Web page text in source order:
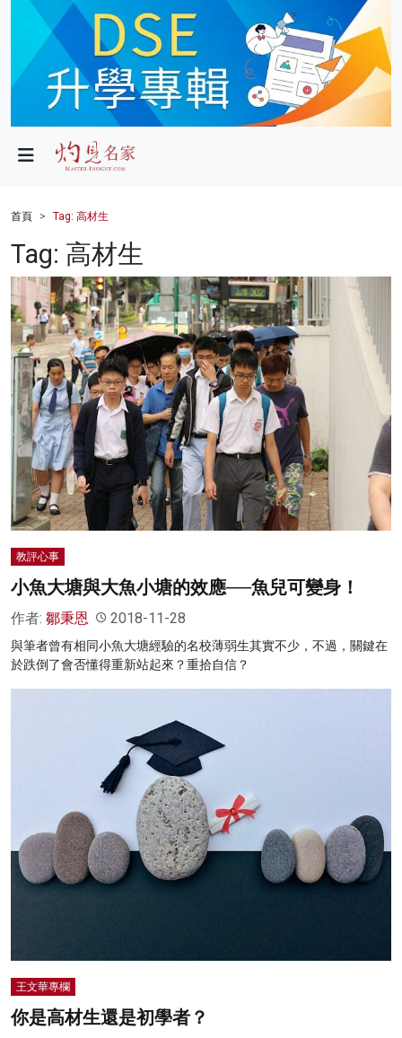
政局
財經
健康
商業
科技
影片
名家榜
灼見活動
關於我們
首頁 Tag: 高材生
Tag: 高材生
教評心事
小魚大塘與大魚小塘的效應──魚兒可變身！
作者: 鄒秉恩 2018-11-28
與筆者曾有相同小魚大塘經驗的名校薄弱生其實不少，不過，關鍵在
於跌倒了會否懂得重新站起來？重拾自信？
王文華專欄
你是高材生還是初學者？